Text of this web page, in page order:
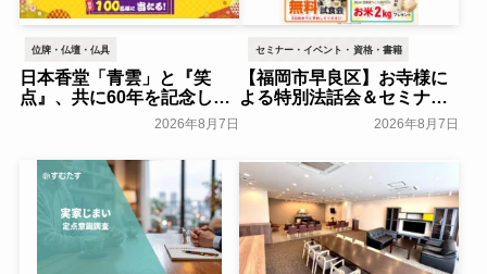
位牌・仏壇・仏具
日本香堂「青雲」と『笑
点』、共に60年を記念した
初コラボ！オリジナルグッ
ズのプレゼントキャンペー
ンを実施～日本香堂～
一般公開
2026年8月7日
セミナー・イベント・資格・書籍
【福岡市早良区】お寺様に
よる特別法話会＆セミナー
特典「無料試食会」を8月
18日(月)にシティホール飯
一般公開
2026年8月7日